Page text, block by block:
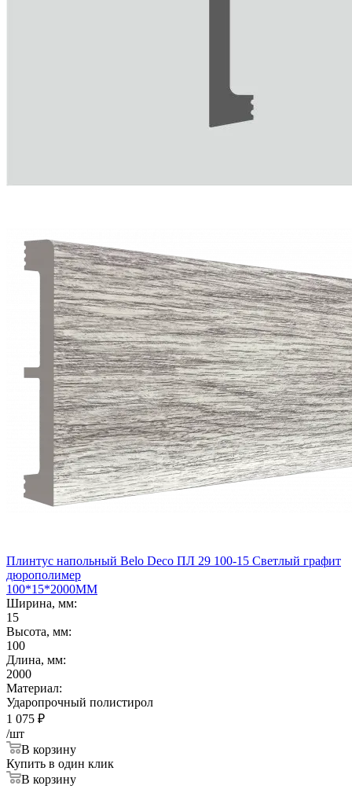
Плинтус напольный Belo Deco ПЛ 29 100-15 Светлый графит
дюрополимер
100*15*2000ММ
Ширина, мм:
15
Высота, мм:
100
Длина, мм:
2000
Материал:
Ударопрочный полистирол
1 075 ₽
/шт
В корзину
Купить в один клик
В корзину